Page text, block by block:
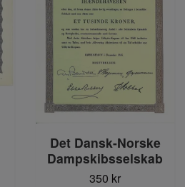
Det Dansk-Norske
Dampskibsselskab
350 kr